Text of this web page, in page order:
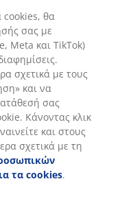
θα
σας με
Meta και TikTok) για
Μπορείτε να
σκοπούς στην
να
κλικ στο
στην επιλογή
τρεις σκοπούς.
τησυλλογή και την